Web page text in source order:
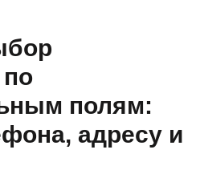
по
полям:
адресу и